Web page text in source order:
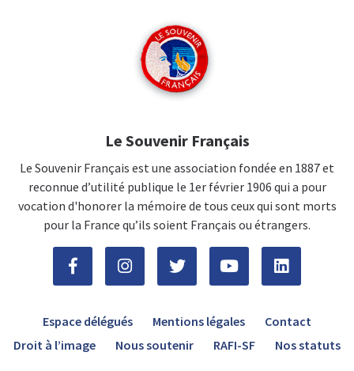
Le Souvenir Français
Le Souvenir Français est une association fondée en 1887 et
reconnue d’utilité publique le 1er février 1906 qui a pour
vocation d'honorer la mémoire de tous ceux qui sont morts
pour la France qu’ils soient Français ou étrangers.
Espace délégués Mentions légales
Contact
Droit à l’image
Nous soutenir RAFI-SF Nos statuts